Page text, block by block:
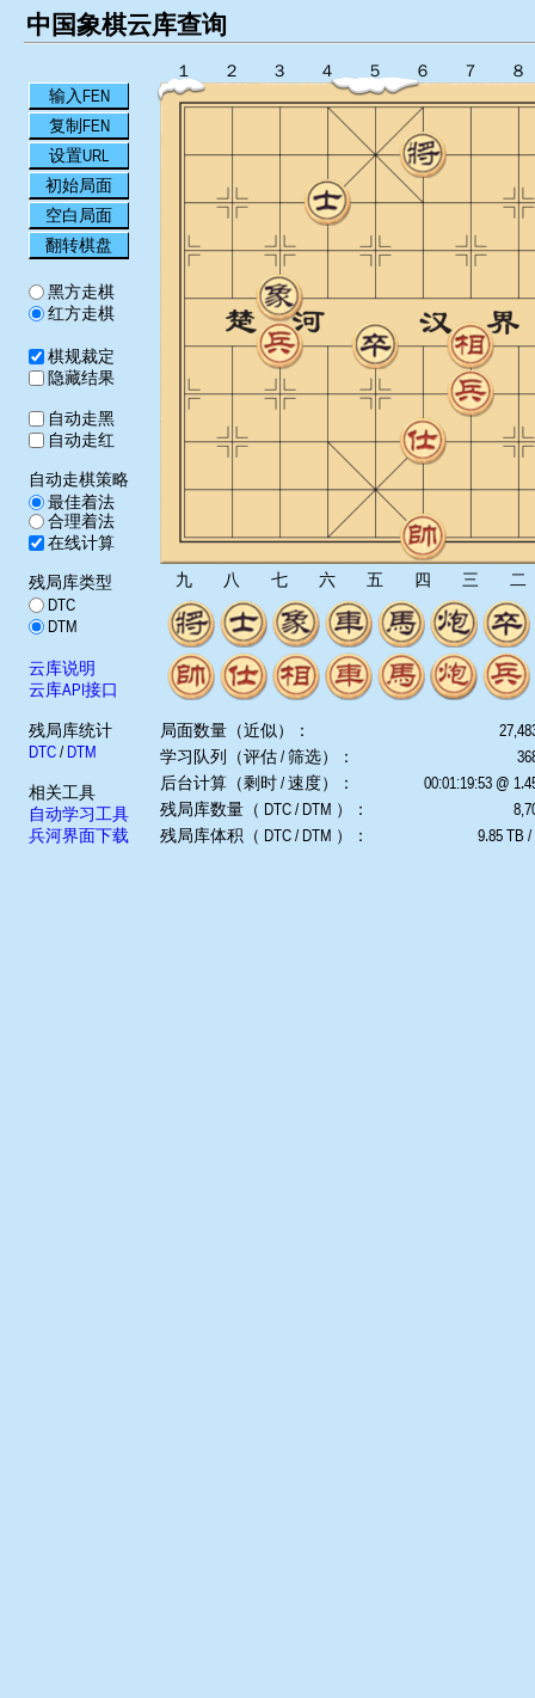
中国象棋云库查询
输入FEN
复制FEN
设置URL
初始局面
空白局面
翻转棋盘
黑方走棋
红方走棋
棋规裁定
隐藏结果
自动走黑
自动走红
自动走棋策略
最佳着法
合理着法
在线计算
残局库类型
DTC
DTM
云库说明
云库API接口
残局库统计
DTC/ DTM
相关工具
自动学习工具
兵河界面下载
１ ２ ３ ４ ５ ６ ７ ８
九 八 七 六 五 四 三 二
局面数量（近似）：
学习队列（评估 / 筛选）：
后台计算（剩时 / 速度）：
00:01:19:53 @
残局库数量（ DTC / DTM ）：
残局库体积（ DTC / DTM ）：
9.85 TB